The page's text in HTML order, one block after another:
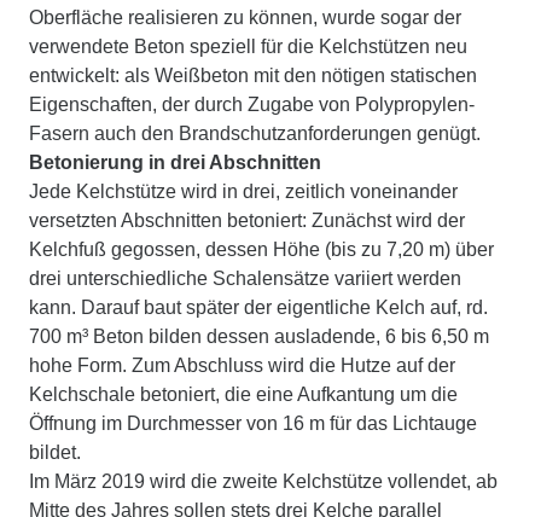
Oberfläche realisieren zu können, wurde sogar der
verwendete Beton speziell für die Kelchstützen neu
entwickelt: als Weißbeton mit den nötigen statischen
Eigenschaften, der durch Zugabe von Polypropylen-
Fasern auch den Brandschutzanforderungen genügt.
Betonierung in drei Abschnitten
Jede Kelchstütze wird in drei, zeitlich voneinander
versetzten Abschnitten betoniert: Zunächst wird der
Kelchfuß gegossen, dessen Höhe (bis zu 7,20 m) über
drei unterschiedliche Schalensätze variiert werden
kann. Darauf baut später der eigentliche Kelch auf, rd.
700 m³ Beton bilden dessen ausladende, 6 bis 6,50 m
hohe Form. Zum Abschluss wird die Hutze auf der
Kelchschale betoniert, die eine Aufkantung um die
Öffnung im Durchmesser von 16 m für das Lichtauge
bildet.
Im März 2019 wird die zweite Kelchstütze vollendet, ab
Mitte des Jahres sollen stets drei Kelche parallel